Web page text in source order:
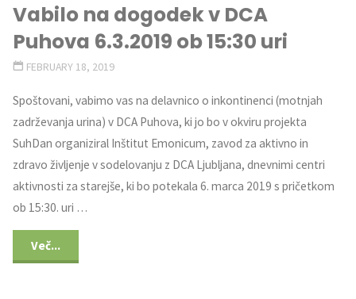
Vabilo na dogodek v DCA
Puhova 6.3.2019 ob 15:30 uri
FEBRUARY 18, 2019
Spoštovani, vabimo vas na delavnico o inkontinenci (motnjah
zadrževanja urina) v DCA Puhova, ki jo bo v okviru projekta
SuhDan organiziral Inštitut Emonicum, zavod za aktivno in
zdravo življenje v sodelovanju z DCA Ljubljana, dnevnimi centri
aktivnosti za starejše, ki bo potekala 6. marca 2019 s pričetkom
ob 15:30. uri …
Več...